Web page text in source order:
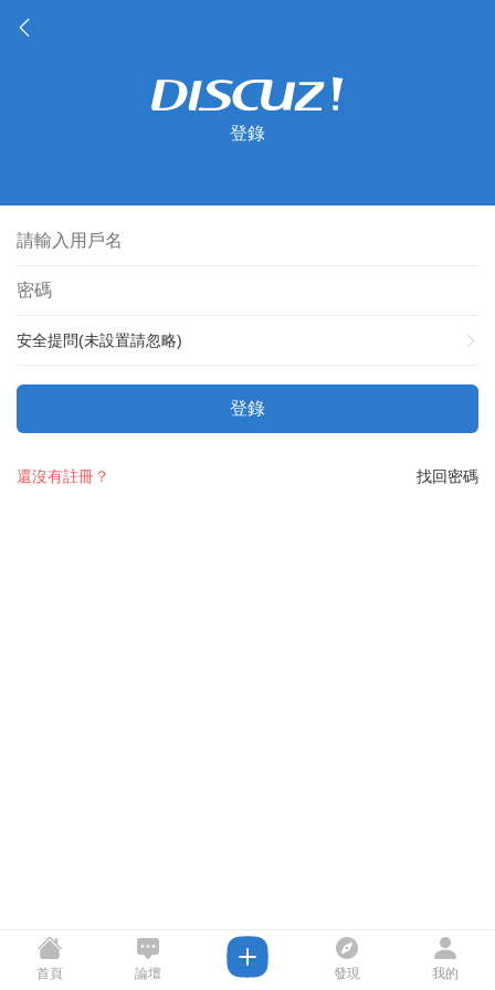
登錄
安全提問(未設置請忽略)
登錄
找回密碼
還沒有註冊？
首頁 論壇 發現 我的